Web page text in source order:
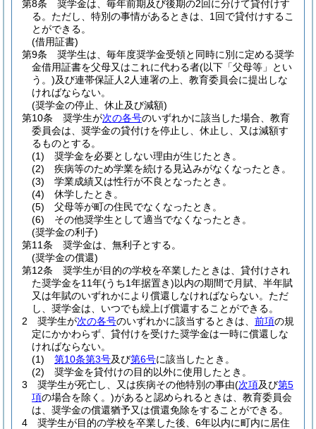
第8条
奨学金は、毎年前期及び後期の2回に分けて貸付けす
る。 ただし、特別の事情があるときは、1回で貸付けするこ
とができる。
(借用証書)
第9条
奨学生は、毎年度奨学金受領と同時に別に定める奨学
金借用証書を父母又はこれに代わる者(以下「父母等」とい
う。)及び連帯保証人2人連署の上、教育委員会に提出しな
ければならない。
(奨学金の停止、休止及び減額)
第10条
奨学生が次の各号のいずれかに該当した場合、教育
委員会は、奨学金の貸付けを停止し、休止し、又は減額す
るものとする。
(1)
奨学金を必要としない理由が生じたとき。
(2)
疾病等のため学業を続ける見込みがなくなったとき。
(3)
学業成績又は性行が不良となったとき。
(4)
休学したとき。
(5)
父母等が町の住民でなくなったとき。
(6)
その他奨学生として適当でなくなったとき。
(奨学金の利子)
第11条
奨学金は、無利子とする。
(奨学金の償還)
第12条
奨学生が目的の学校を卒業したときは、貸付けされ
た奨学金を11年(うち1年据置き)以内の期間で月賦、半年賦
又は年賦のいずれかにより償還しなければならない。 ただ
し、奨学金は、いつでも繰上げ償還することができる。
2
奨学生が次の各号のいずれかに該当するときは、 前項の規
定にかかわらず、貸付けを受けた奨学金は一時に償還しな
ければならない。
(1)
第10条第3号及び第6号に該当したとき。
(2)
奨学金を貸付けの目的以外に使用したとき。
3
奨学生が死亡し、又は疾病その他特別の事由(次項及び第5
項の場合を除く。)があると認められるときは、教育委員会
は、奨学金の償還猶予又は償還免除をすることができる。
4
奨学生が目的の学校を卒業した後、6年以内に町内に居住